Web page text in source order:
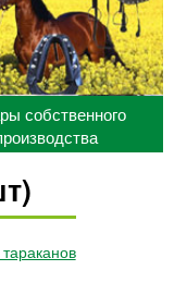
собственного